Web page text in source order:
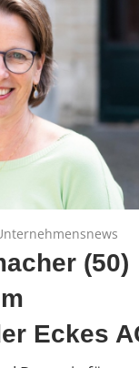
(50)
Eckes